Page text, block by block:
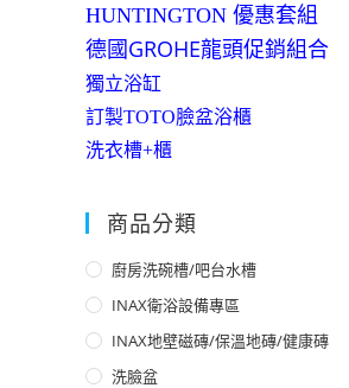
HUNTINGTON 優惠套組
德國GROHE龍頭促銷組合
獨立浴缸
訂製TOTO臉盆浴櫃
洗衣槽+櫃
商品分類
廚房洗碗槽/吧台水槽
INAX衛浴設備專區
INAX地壁磁磚/保溫地磚/健康磚
洗臉盆